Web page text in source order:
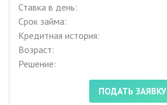
Ставка в день:
Срок займа:
Кредитная история:
Возраст:
Решение:
ПОДАТЬ ЗАЯВКУ